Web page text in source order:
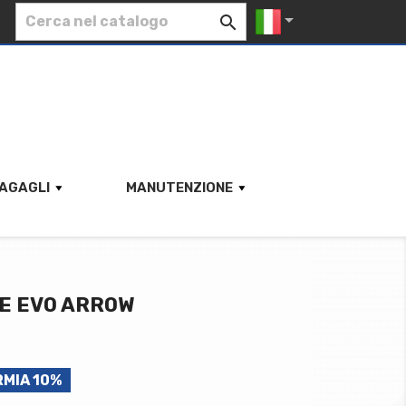
 
MANUTENZIONE
EVO ARROW
10%